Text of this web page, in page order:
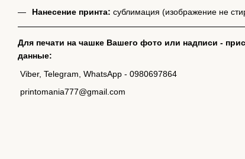
Нанесение принта: сублимация (изображение не
Для печати на чашке Вашего фото или надписи -
данные:
Viber, Telegram, WhatsApp - 0980697864
printomania777@gmail.com